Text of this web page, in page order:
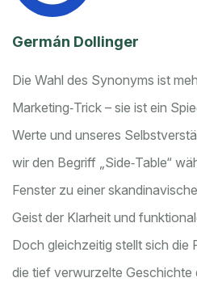
Germán Dollinger
Die Wahl des Synonyms ist
Marketing‑Trick – sie ist ein
Werte und unseres
wir den Begriff „Side‑Table“
Fenster zu einer
Geist der Klarheit und
Doch gleichzeitig stellt sich die
die tief verwurzelte Geschichte